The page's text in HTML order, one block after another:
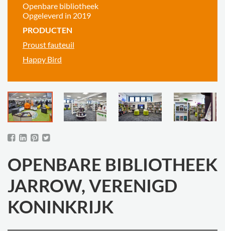
Openbare bibliotheek
Opgeleverd in 2019
PRODUCTEN
Proust fauteuil
Happy Bird
OPENBARE BIBLIOTHEEK
JARROW, VERENIGD
KONINKRIJK